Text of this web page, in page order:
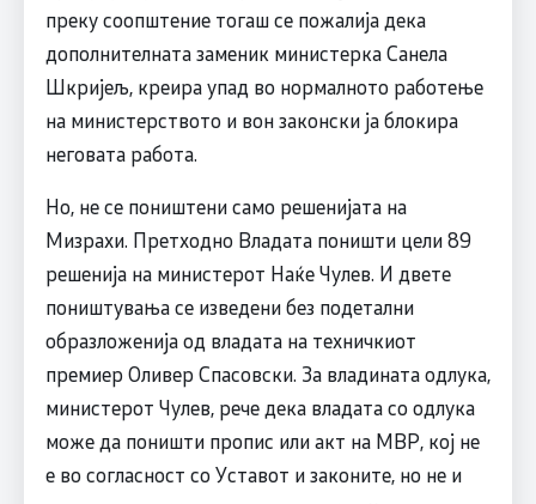
преку соопштение тогаш се пожалија дека
дополнителната заменик министерка Санела
Шкријељ, креира упад во нормалното работење
на министерството и вон законски ја блокира
неговата работа.
Но, не се поништени само решенијата на
Мизрахи. Претходно Владата поништи цели 89
решенија на министерот Наќе Чулев. И двете
поништувања се изведени без подетални
образложенија од владата на техничкиот
премиер Оливер Спасовски. За владината одлука,
министерот Чулев, рече дека владата со одлука
може да поништи пропис или акт на МВР, кој не
е во согласност со Уставот и законите, но не и